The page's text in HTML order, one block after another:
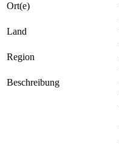
Ort(e)
Land
Region
Beschreibung